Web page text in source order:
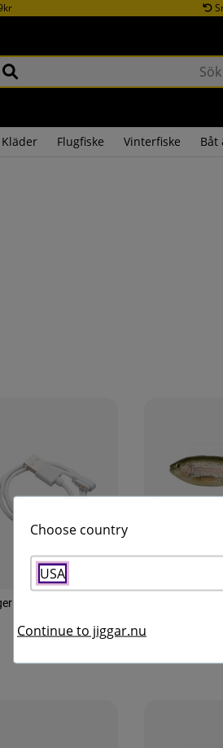
Kläder Flugfiske Vinterfiske Båt
Pack (Cable +
Choose country
USA
Continue to jiggar.nu